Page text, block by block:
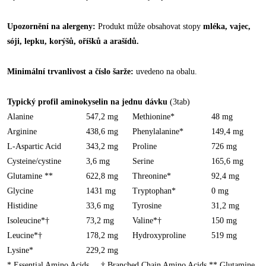
Upozornění na alergeny: Produkt může obsahovat stopy mléka, vajec,
sóji, lepku, korýšů, oříšků a arašídů.
Minimální trvanlivost a číslo šarže: uvedeno na obalu.
Typický profil aminokyselin na jednu dávku (3tab)
Alanine
547,2 mg Methionine*
48 mg
Arginine
438,6 mg Phenylalanine*
149,4 mg
L-Aspartic Acid
343,2 mg Proline
726 mg
Cysteine/cystine
3,6 mg Serine
165,6 mg
Glutamine **
622,8 mg Threonine*
92,4 mg
Glycine
1431 mg Tryptophan*
0 mg
Histidine
33,6 mg Tyrosine
31,2 mg
Isoleucine*†
73,2 mg Valine*†
150 mg
Leucine*†
178,2 mg Hydroxyproline
519 mg
Lysine*
229,2 mg